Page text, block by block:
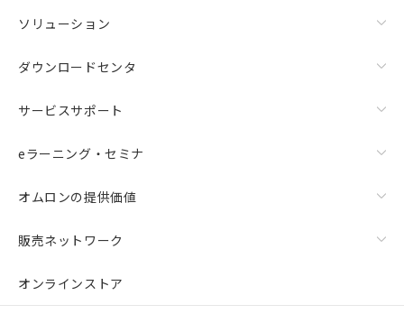
ソリューション
ダウンロードセンタ
サービスサポート
eラーニング・セミナ
オムロンの提供価値
販売ネットワーク
オンラインストア